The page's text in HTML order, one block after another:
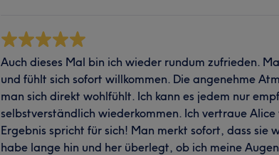
Auch dieses Mal bin ich wieder rundum zufrieden.
und fühlt sich sofort willkommen. Die angenehme
man sich direkt wohlfühlt. Ich kann es jedem nur
selbstverständlich wiederkommen. Ich vertraue
Ergebnis spricht für sich! Man merkt sofort, dass sie
habe lange hin und her überlegt, ob ich meine